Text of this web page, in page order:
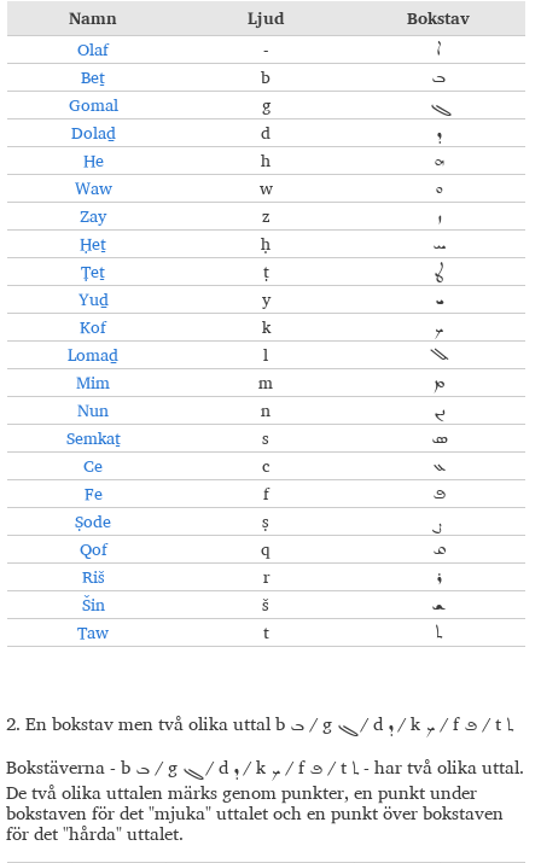
Namn Ljud Bokstav
Olaf - ܐ
Beṯ b ܒ
Gomal g ܓ
Dolaḏ d ܕ
He h ܗ
Waw w ܘ
Zay z ܙ
Ḥeṯ ḥ ܚ
Ṭeṯ ṭ ܛ
Yuḏ y ܝ
Kof k ܟ
Lomaḏ l ܠ
Mim m ܡ
Nun n ܢܢ
Semkaṯ s ܣ
Ce c ܥ
Fe f ܦ
Ṣode ṣ ܨ
Qof q ܩ
Riš r ܪ
Šin š ܫ
Taw t ܬ
2. En bokstav men två olika uttal b ܒ / g ܓ/ d ܕ/ k ܟ / f ܦ / t ܬ
Bokstäverna - b ܒ / g ܓ/ d ܕ/ k ܟ / f ܦ / t ܬ- har två olika uttal.
De två olika uttalen märks genom punkter, en punkt under
bokstaven för det "mjuka" uttalet och en punkt över bokstaven
för det "hårda" uttalet.